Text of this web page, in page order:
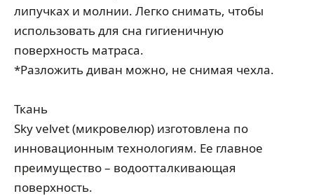
липучках и молнии. Легко снимать, чтобы
использовать для сна гигиеничную
поверхность матраса.
*Разложить диван можно, не снимая чехла.
Ткань
Sky velvet (микровелюр) изготовлена по
инновационным технологиям. Ее главное
преимущество – водоотталкивающая
поверхность.